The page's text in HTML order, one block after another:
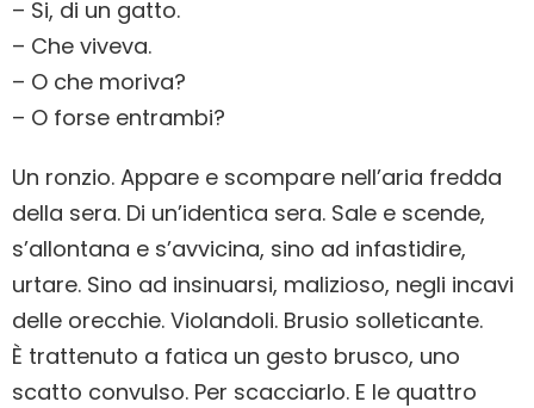
– Si, di un gatto.
– Che viveva.
– O che moriva?
– O forse entrambi?
Un ronzio. Appare e scompare nell’aria fredda
della sera. Di un’identica sera. Sale e scende,
s’allontana e s’avvicina, sino ad infastidire,
urtare. Sino ad insinuarsi, malizioso, negli incavi
delle orecchie. Violandoli. Brusio solleticante.
È trattenuto a fatica un gesto brusco, uno
scatto convulso. Per scacciarlo. E le quattro